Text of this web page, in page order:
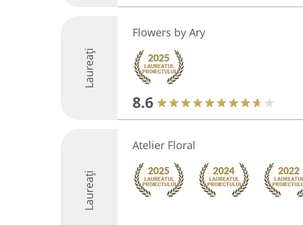
Laureați
Flowers by Ary
8.6
Laureați
Atelier Floral